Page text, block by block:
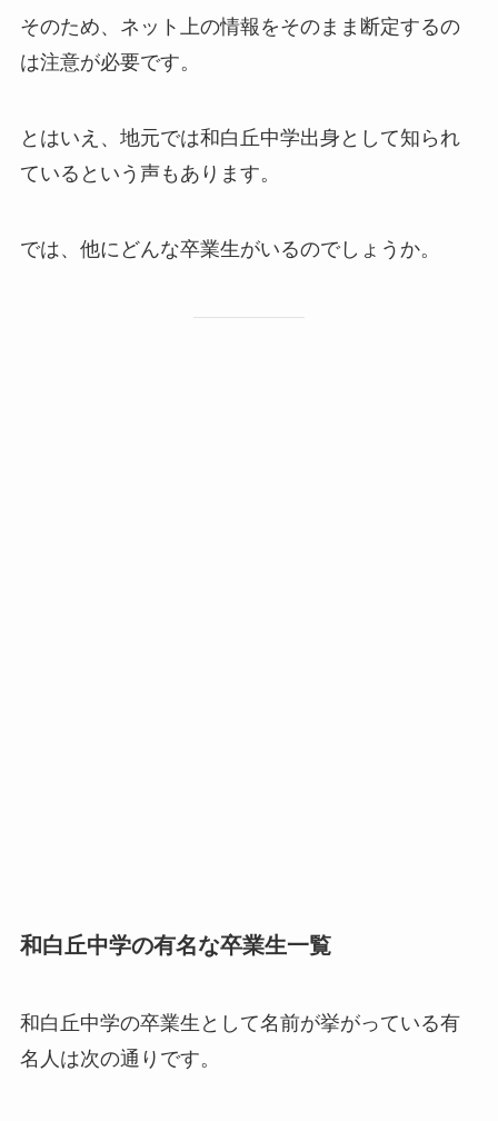
そのため、ネット上の情報をそのまま断定するの
は注意が必要です。
とはいえ、地元では和白丘中学出身として知られ
ているという声もあります。
では、他にどんな卒業生がいるのでしょうか。
和白丘中学の有名な卒業生一覧
和白丘中学の卒業生として名前が挙がっている有
名人は次の通りです。